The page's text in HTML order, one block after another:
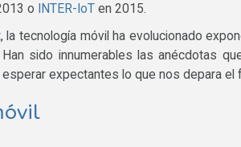
o INTER-IoT en 2015.
, la tecnología móvil ha evolucionado
sido innumerables las anécdotas
expectantes lo que nos depara el